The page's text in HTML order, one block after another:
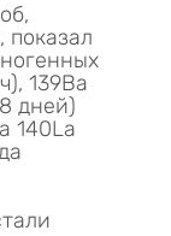
показал
139Ba
дней)
140La